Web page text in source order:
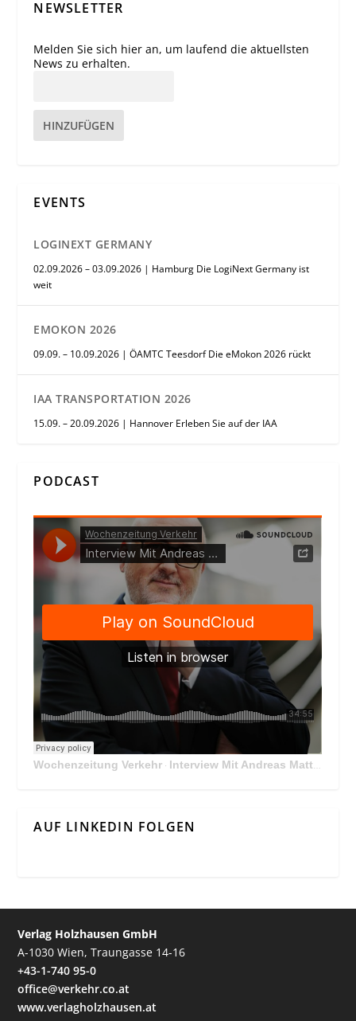
NEWSLETTER
Melden Sie sich hier an, um laufend die aktuellsten
News zu erhalten.
HINZUFÜGEN
EVENTS
LOGINEXT GERMANY
02.09.2026 – 03.09.2026 | Hamburg Die LogiNext Germany ist
weit
EMOKON 2026
09.09. – 10.09.2026 | ÖAMTC Teesdorf Die eMokon 2026 rückt
IAA TRANSPORTATION 2026
15.09. – 20.09.2026 | Hannover Erleben Sie auf der IAA
PODCAST
Wochenzeitung Verkehr · Interview Mit Andreas Matthä, CEO der ÖBB Holding
AUF LINKEDIN FOLGEN
Verlag Holzhausen GmbH
A-1030 Wien, Traungasse 14-16
+43-1-740 95-0
office@verkehr.co.at
www.verlagholzhausen.at